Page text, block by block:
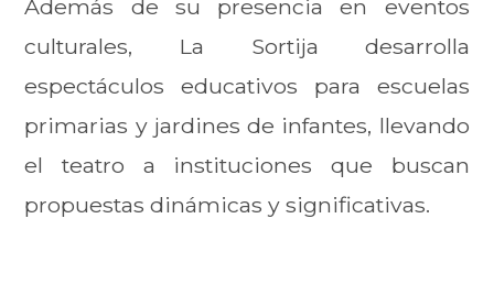
Además de su presencia en eventos
culturales, La Sortija desarrolla
espectáculos educativos para escuelas
primarias y jardines de infantes, llevando
el teatro a instituciones que buscan
propuestas dinámicas y significativas.